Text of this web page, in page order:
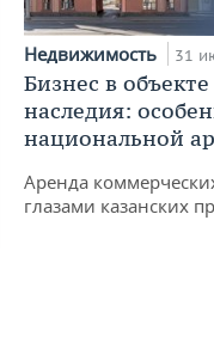
Недвижимость 31
Бизнес в
наследия:
национальной
Аренда
глазами казанских